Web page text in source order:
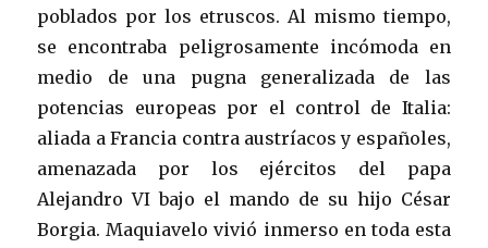
poblados por los etruscos. Al mismo tiempo,
se encontraba peligrosamente incómoda en
medio de una pugna generalizada de las
potencias europeas por el control de Italia:
aliada a Francia contra austríacos y españoles,
amenazada por los ejércitos del papa
Alejandro VI bajo el mando de su hijo César
Borgia. Maquiavelo vivió inmerso en toda esta